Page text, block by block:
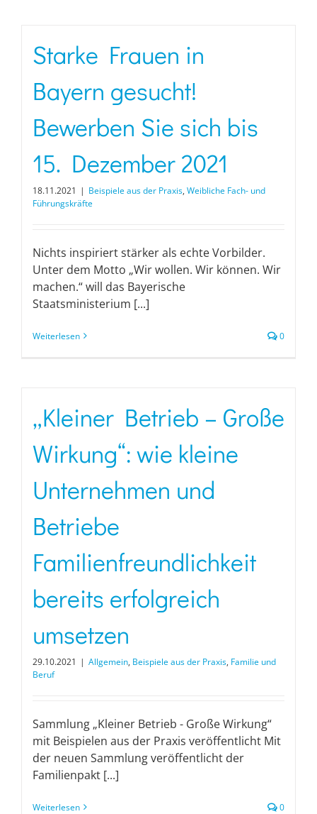
Starke Frauen in
Bayern gesucht!
Bewerben Sie sich bis
15. Dezember 2021
18.11.2021 | Beispiele aus der Praxis, Weibliche Fach- und
Führungskräfte
Nichts inspiriert stärker als echte Vorbilder.
Unter dem Motto „Wir wollen. Wir ‎können. Wir
machen.“ will das Bayerische
Staatsministerium [...]
Weiterlesen 0
„Kleiner Betrieb – Große
Wirkung“: wie kleine
Unternehmen und
Betriebe
Familienfreundlichkeit
bereits erfolgreich
umsetzen
29.10.2021 | Allgemein, Beispiele aus der Praxis, Familie und
Beruf
Sammlung „Kleiner Betrieb - Große Wirkung“
mit Beispielen aus der Praxis veröffentlicht Mit
der neuen Sammlung veröffentlicht der
Familienpakt [...]
Weiterlesen 0